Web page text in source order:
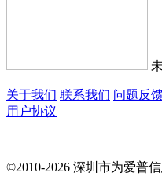
关于我们 联系我们 问题反
用户协议
©2010-2026 深圳市为爱普